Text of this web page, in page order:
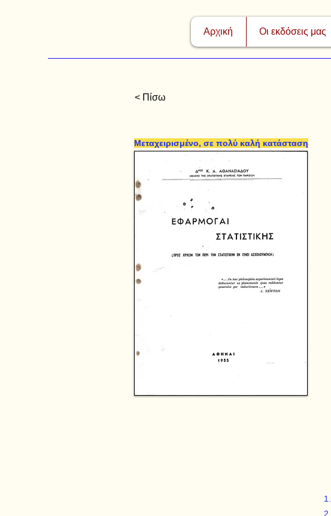
Αρχική Οι εκδόσεις μας
< Πίσω
Μεταχειρισμένο, σε πολύ καλή κατάσταση